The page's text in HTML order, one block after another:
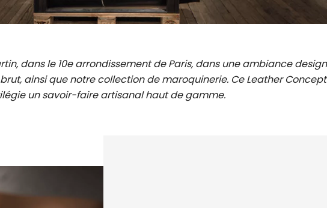
dans le 10e arrondissement de Paris, dans une ambiance
ainsi que notre collection de maroquinerie. Ce Leather
un savoir-faire artisanal haut de gamme.